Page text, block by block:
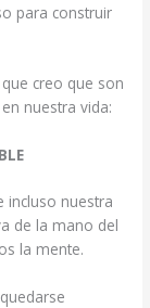
para construir
que creo que son
nuestra vida:
incluso nuestra
de la mano del
la mente.